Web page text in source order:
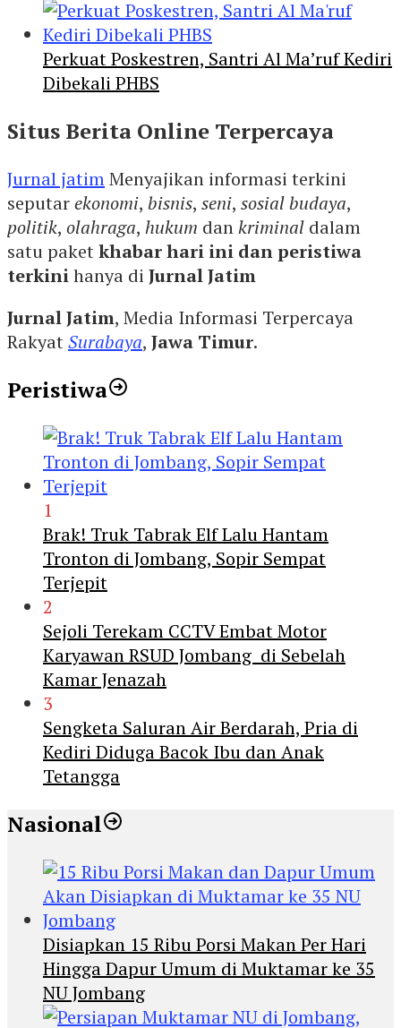
Perkuat Poskestren, Santri Al Ma’ruf Kediri
Dibekali PHBS
Situs Berita Online Terpercaya
Jurnal jatimMenyajikan informasi terkini
seputarekonomi, bisnis, seni, sosial budaya,
politik, olahraga, hukum dankriminal dalam
satu paketkhabar hari ini dan peristiwa
terkinihanya di Jurnal Jatim
Jurnal Jatim, Media Informasi Terpercaya
RakyatSurabaya, Jawa Timur.
Peristiwa
1
Brak! Truk Tabrak Elf Lalu Hantam
Tronton di Jombang, Sopir Sempat
Terjepit
2
Sejoli Terekam CCTV Embat Motor
Karyawan RSUD Jombang di Sebelah
Kamar Jenazah
3
Sengketa Saluran Air Berdarah, Pria di
Kediri Diduga Bacok Ibu dan Anak
Tetangga
Nasional
Disiapkan 15 Ribu Porsi Makan Per Hari
Hingga Dapur Umum di Muktamar ke 35
NU Jombang